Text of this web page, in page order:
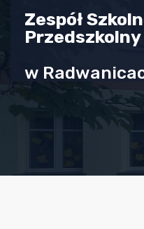
Zespół
Przedszkolny
w